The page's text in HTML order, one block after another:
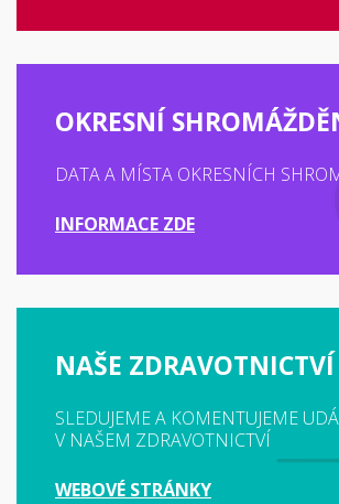
OKRESNÍ
DATA A MÍSTA OKRESNÍCH
INFORMACE ZDE
NAŠE ZDRAVOTNICTVÍ
SLEDUJEME A KOMENTUJEME
V NAŠEM ZDRAVOTNICTVÍ
WEBOVÉ STRÁNKY